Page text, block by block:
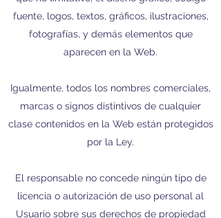
fuente, logos, textos, gráficos, ilustraciones,
fotografías, y demás elementos que
aparecen en la Web.
Igualmente, todos los nombres comerciales,
marcas o signos distintivos de cualquier
clase contenidos en la Web están protegidos
por la Ley.
El responsable no concede ningún tipo de
licencia o autorización de uso personal al
Usuario sobre sus derechos de propiedad